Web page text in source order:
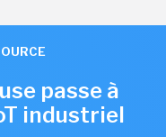
passe à
industriel